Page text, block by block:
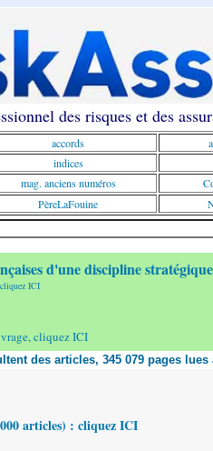
des risques et des
accords
indices
mag. anciens numéros
PèreLaFouine
d'une discipline stratégique
ICI
cliquez ICI
des articles, 345 079 pages
articles) : cliquez ICI